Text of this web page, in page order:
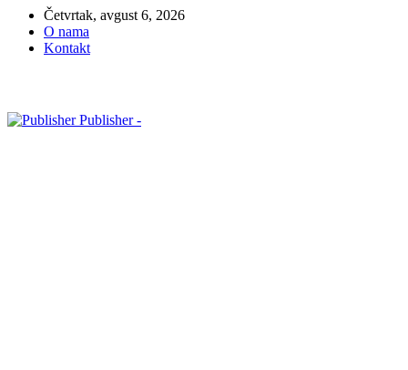
Četvrtak, avgust 6, 2026
O nama
Kontakt
Publisher -